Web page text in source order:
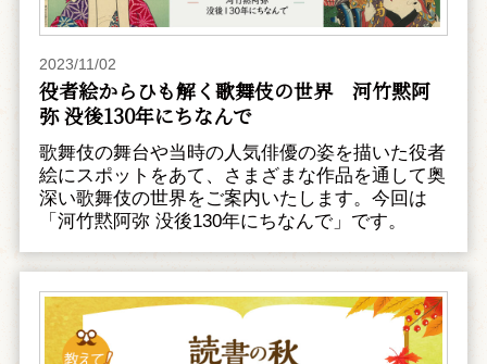
2023/11/02
役者絵からひも解く歌舞伎の世界 河竹黙阿
弥 没後130年にちなんで
歌舞伎の舞台や当時の人気俳優の姿を描いた役者
絵にスポットをあて、さまざまな作品を通して奥
深い歌舞伎の世界をご案内いたします。今回は
「河竹黙阿弥 没後130年にちなんで」です。